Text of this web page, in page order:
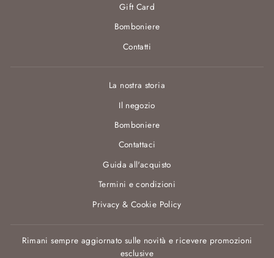
Gift Card
Bomboniere
Contatti
La nostra storia
Il negozio
Bomboniere
Contattaci
Guida all'acquisto
Termini e condizioni
Privacy & Cookie Policy
Rimani sempre aggiornato sulle novità e ricevere promozioni
esclusive